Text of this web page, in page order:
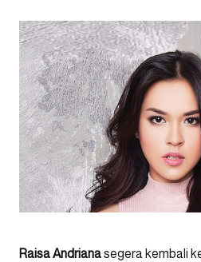
Raisa Andrianasegera kembali